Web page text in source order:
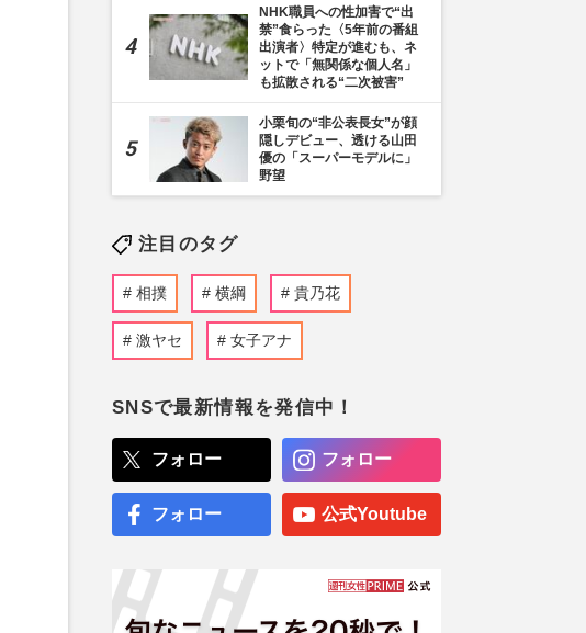
NHK職員への性加害で“出
禁”食らった〈5年前の番組
出演者〉特定が進むも、ネ
ットで「無関係な個人名」
も拡散される“二次被害”
小栗旬の“非公表長女”が顔
隠しデビュー、透ける山田
優の「スーパーモデルに」
野望
注目のタグ
相撲 横綱 貴乃花
激ヤセ 女子アナ
SNSで最新情報を発信中！
フォロー フォロー
フォロー 公式Youtube